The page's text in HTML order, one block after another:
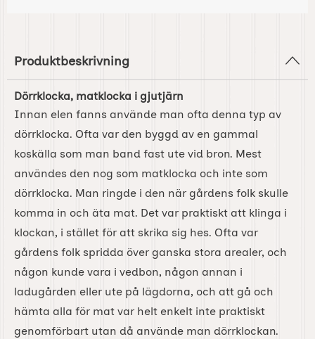
Produktbeskrivning
Dörrklocka, matklocka i gjutjärn
Innan elen fanns använde man ofta denna typ av
dörrklocka. Ofta var den byggd av en gammal
koskälla som man band fast ute vid bron. Mest
användes den nog som matklocka och inte som
dörrklocka. Man ringde i den när gårdens folk skulle
komma in och äta mat. Det var praktiskt att klinga i
klockan, i stället för att skrika sig hes. Ofta var
gårdens folk spridda över ganska stora arealer, och
någon kunde vara i vedbon, någon annan i
ladugården eller ute på lägdorna, och att gå och
hämta alla för mat var helt enkelt inte praktiskt
genomförbart utan då använde man dörrklockan.